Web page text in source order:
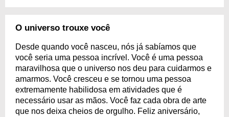
O universo trouxe você
Desde quando você nasceu, nós já sabíamos que
você seria uma pessoa incrível. Você é uma pessoa
maravilhosa que o universo nos deu para cuidarmos e
amarmos. Você cresceu e se tornou uma pessoa
extremamente habilidosa em atividades que é
necessário usar as mãos. Você faz cada obra de arte
que nos deixa cheios de orgulho. Feliz aniversário,